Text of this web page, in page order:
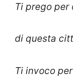
Ti prego per
di questa
Ti invoco